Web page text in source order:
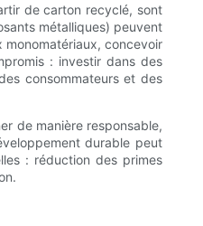
de carton recyclé, sont
métalliques) peuvent
concevoir
: investir dans des
consommateurs et des
de manière responsable,
durable peut
: réduction des primes